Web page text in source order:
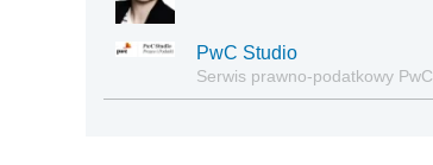
PwC Studio
Serwis prawno-podatkowy PwC